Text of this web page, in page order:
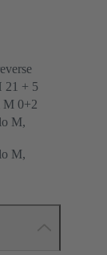
21 + 5
M 0+2
M,
M,